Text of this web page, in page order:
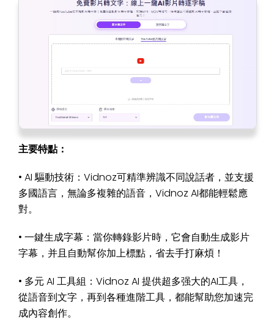
主要特點：
• AI 驅動技術：Vidnoz可精準辨識不同說話者，並支援
多國語言，無論多複雜的語音，Vidnoz AI都能輕鬆應
對。
• 一鍵生成字幕：當你轉錄影片時，它會自動生成影片
字幕，并且自動幫你加上標點，省去手打麻煩！
• 多元 AI 工具組：Vidnoz AI 提供超多强大的AI工具，
從語音到文字，再到各種進階工具，都能幫助您加速完
成內容創作。